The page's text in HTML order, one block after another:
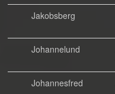
Jakobsberg
Johannelund
Johannesfred